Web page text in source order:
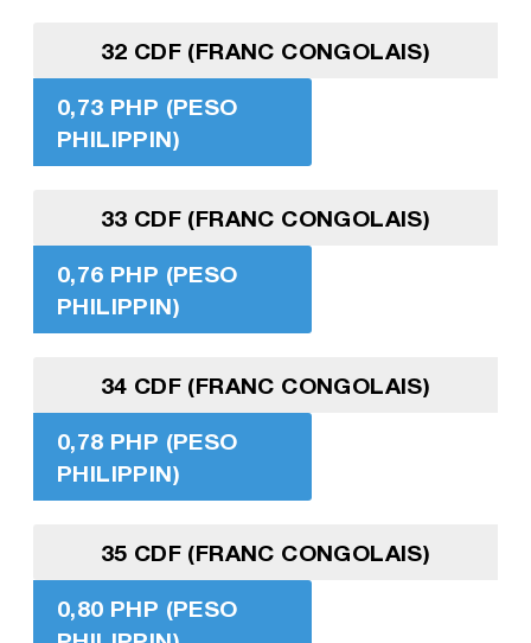
32 CDF (FRANC CONGOLAIS)
0,73 PHP (PESO
PHILIPPIN)
33 CDF (FRANC CONGOLAIS)
0,76 PHP (PESO
PHILIPPIN)
34 CDF (FRANC CONGOLAIS)
0,78 PHP (PESO
PHILIPPIN)
35 CDF (FRANC CONGOLAIS)
0,80 PHP (PESO